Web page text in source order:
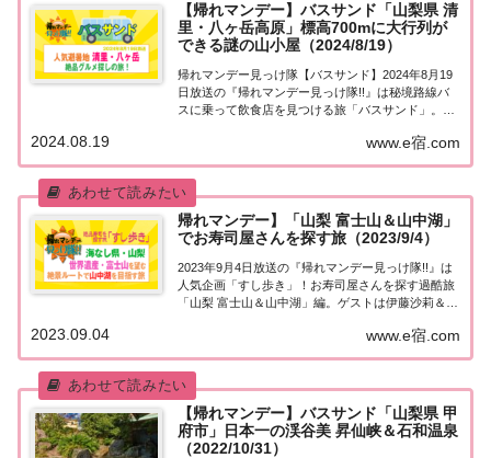
【帰れマンデー】バスサンド「山梨県 清
里・八ヶ岳高原」標高700mに大行列が
できる謎の山小屋（2024/8/19）
帰れマンデー見っけ隊【バスサンド】2024年8月19
日放送の『帰れマンデー見っけ隊!!』は秘境路線バ
スに乗って飲食店を見つける旅「バスサンド」。舞
＆しずる！果たして飲食店は見つかるのか？標高
700mの山奥に100人以上の行列ができる...
www.e宿.com
2024.08.19
帰れマンデー】「山梨 富士山＆山中湖」
でお寿司屋さんを探す旅（2023/9/4）
2023年9月4日放送の『帰れマンデー見っけ隊!!』は
人気企画「すし歩き」！お寿司屋さんを探す過酷旅
「山梨 富士山＆山中湖」編。ゲストは伊藤沙莉＆瀬
スモスと富士山のコラボ絶景と、富獄三十六景の赤
富士が眺められる絶景露天温泉！紹介され...
www.e宿.com
2023.09.04
【帰れマンデー】バスサンド「山梨県 甲
府市」日本一の渓谷美 昇仙峡＆石和温泉
（2022/10/31）